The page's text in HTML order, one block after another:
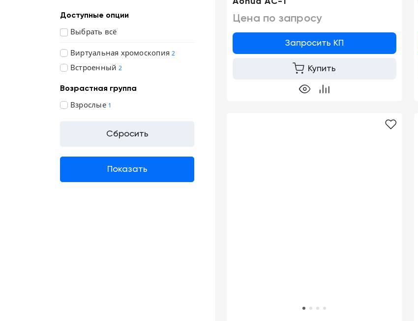
Доступные опции
Выбрать всё
Виртуальная хромоскопия 2
Встроенный 2
Возрастная группа
Взрослые 1
Цена по запросу
Запросить КП
Купить